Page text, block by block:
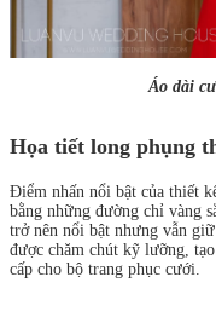
Áo dài
Họa tiết long phụng
Điểm nhấn nổi bật của thiết
bằng những đường chỉ vàng
trở nên nổi bật nhưng vẫn
được chăm chút kỹ lưỡng,
cấp cho bộ trang phục cưới.